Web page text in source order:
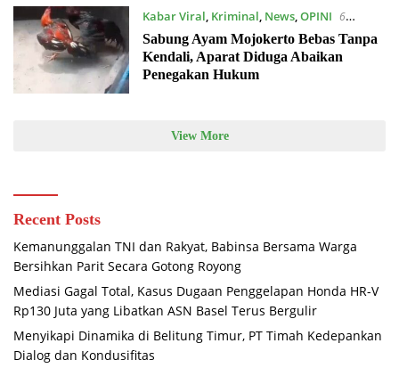
Kabar Viral, Kriminal, News,OPINI 6
December 2025
Sabung Ayam Mojokerto Bebas Tanpa
Kendali, Aparat Diduga Abaikan
Penegakan Hukum
View More
Recent Posts
Kemanunggalan TNI dan Rakyat, Babinsa Bersama Warga
Bersihkan Parit Secara Gotong Royong
Mediasi Gagal Total, Kasus Dugaan Penggelapan Honda HR-V
Rp130 Juta yang Libatkan ASN Basel Terus Bergulir
Menyikapi Dinamika di Belitung Timur, PT Timah Kedepankan
Dialog dan Kondusifitas